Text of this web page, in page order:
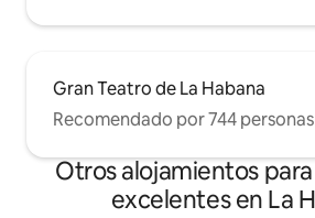
Gran Teatro de La Habana
Recomendado por 744
Otros alojamientos
excelentes en La